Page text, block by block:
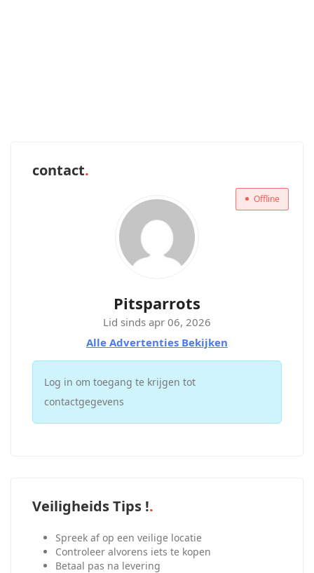
contact
Offline
Pitsparrots
Lid sinds apr 06, 2026
Alle Advertenties Bekijken
Log in om toegang te krijgen tot
contactgegevens
Veiligheids Tips !
Spreek af op een veilige locatie
Controleer alvorens iets te kopen
Betaal pas na levering